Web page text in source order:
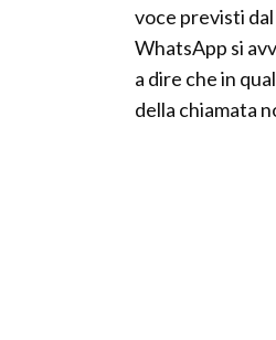
voce previsti
WhatsApp si
a dire che in
della chiamata